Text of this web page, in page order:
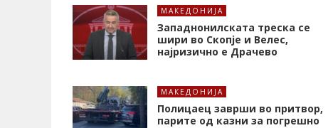
МАКЕДОНИЈА
Западнонилската треска се
шири во Скопје и Велес,
најризично е Драчево
МАКЕДОНИЈА
Полицаец заврши во притвор,
парите од казни за погрешно